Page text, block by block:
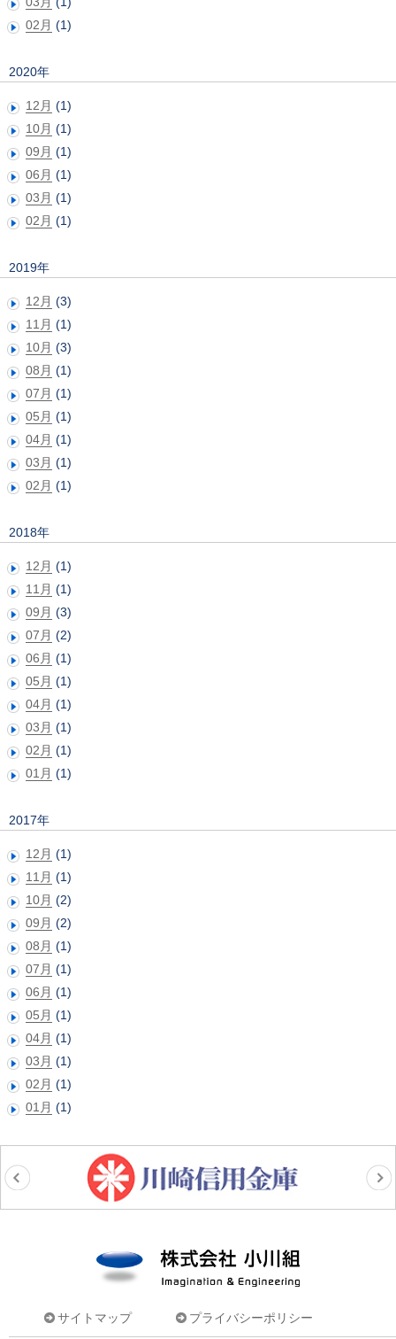
02月 (1)
2020年
12月 (1)
10月 (1)
09月 (1)
06月 (1)
03月 (1)
02月 (1)
2019年
12月 (3)
11月 (1)
10月 (3)
08月 (1)
07月 (1)
05月 (1)
04月 (1)
03月 (1)
02月 (1)
2018年
12月 (1)
11月 (1)
09月 (3)
07月 (2)
06月 (1)
05月 (1)
04月 (1)
03月 (1)
02月 (1)
01月 (1)
2017年
12月 (1)
11月 (1)
10月 (2)
09月 (2)
08月 (1)
07月 (1)
06月 (1)
05月 (1)
04月 (1)
03月 (1)
02月 (1)
01月 (1)
サイトマップ プライバシーポリシー